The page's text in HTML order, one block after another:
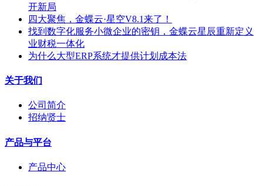
开新局
四大聚焦，金蝶云·星空V8.1来了！
找到数字化服务小微企业的密钥，金蝶云星辰重新定义
业财税一体化
为什么大型ERP系统才提供计划成本法
关于我们
公司简介
招纳贤士
产品与平台
产品中心